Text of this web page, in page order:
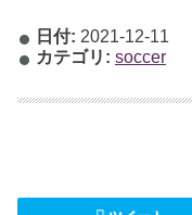
日付: 2021-12-11
カテゴリ: soccer